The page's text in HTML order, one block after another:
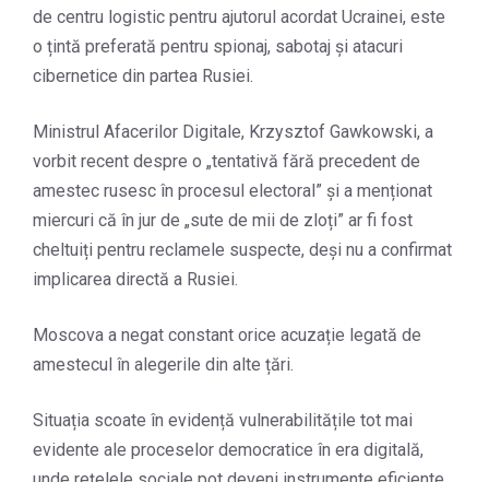
de centru logistic pentru ajutorul acordat Ucrainei, este
o țintă preferată pentru spionaj, sabotaj și atacuri
cibernetice din partea Rusiei.
Ministrul Afacerilor Digitale, Krzysztof Gawkowski, a
vorbit recent despre o „tentativă fără precedent de
amestec rusesc în procesul electoral” și a menționat
miercuri că în jur de „sute de mii de zloți” ar fi fost
cheltuiți pentru reclamele suspecte, deși nu a confirmat
implicarea directă a Rusiei.
Moscova a negat constant orice acuzație legată de
amestecul în alegerile din alte țări.
Situația scoate în evidență vulnerabilitățile tot mai
evidente ale proceselor democratice în era digitală,